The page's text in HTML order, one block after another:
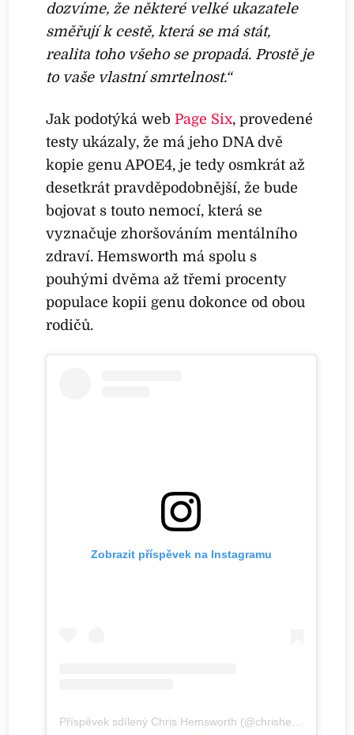
dozvíme, že některé velké ukazatele
směřují k cestě, která se má stát,
realita toho všeho se propadá. Prostě je
to vaše vlastní smrtelnost.“
Jak podotýká webPage Six, provedené
testy ukázaly, že má jeho DNA dvě
kopie genu APOE4, je tedy osmkrát až
desetkrát pravděpodobnější, že bude
bojovat s touto nemocí, která se
vyznačuje zhoršováním mentálního
zdraví. Hemsworth má spolu s
pouhými dvěma až třemi procenty
populace kopii genu dokonce od obou
rodičů.
Zobrazit příspěvek na Instagramu